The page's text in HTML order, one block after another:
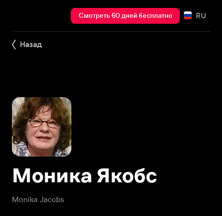
Смотреть 60 дней бесплатно RU
Назад
Monika Jacobs
Моника Якобс